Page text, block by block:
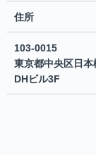
住所
103-0015
東京都中央区日
DHビル3F